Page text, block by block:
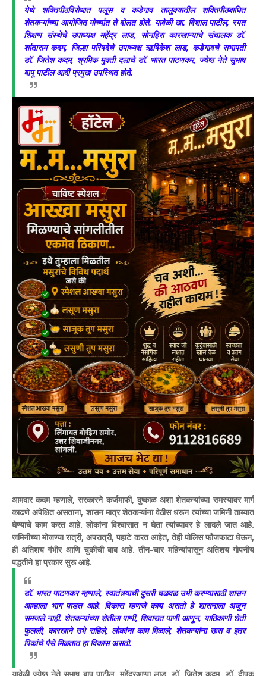
येथे शक्तिपीठविरोधात पलूस व कडेगाव तालुक्यातील शक्तिपीठबाधित
शेतकऱ्यांच्या आयोजित मोर्च्यात ते बोलत होते. यावेळी खा. विशाल पाटील, रयत
शिक्षण संस्थेचे उपाध्यक्ष महेंद्र लाड, सोनहिरा कारखान्याचे संचालक डॉ.
शांताराम कदम, जिल्हा परिषदेचे उपाध्यक्ष ऋषिकेश लाड, कडेगावचे सभापती
डॉ. जितेश कदम, श्रमिक मुक्ती दलाचे डॉ. भारत पाटणकर, ज्येष्ठ नेते सुभाष
बापू पाटील आदी प्रमुख उपस्थित होते.
आमदार कदम म्हणाले, सरकारने कर्जमाफी, दुष्काळ अशा शेतकऱ्यांच्या समस्यावर मार्ग
काढणे अपेक्षित असताना, शासन मात्र शेतकऱ्यांना वेठीस धरून त्यांच्या जमिनी ताब्यात
घेण्याचे काम करत आहे. लोकांना विश्वासात न घेता त्यांच्यावर हे लादले जात आहे.
जमिनीच्या मोजण्या रात्री, अपरात्री, पहाटे करत आहेत, तेही पोलिस फौजफाटा घेऊन,
ही अतिशय गंभीर आणि चुकीची बाब आहे. तीन-चार महिन्यांपासून अतिशय गोपनीय
पद्धतीने हा प्रकार सुरू आहे.
डॉ. भारत पाटणकर म्हणाले, स्वातंत्र्याची दुसरी चळवळ उभी करण्यासाठी शासन
आम्हाला भाग पाडत आहे. विकास म्हणजे काय असतो हे शासनाला अजून
समजले नाही. शेतकऱ्यांच्या शेतीला पाणी, शिवारात पाणी आणून, याठिकाणी शेती
फुलली, कारखाने उभे राहिले, लोकांना काम मिळाले, शेतकऱ्यांना ऊस व इतर
पिकांचे पैसे मिळतात हा विकास असतो.